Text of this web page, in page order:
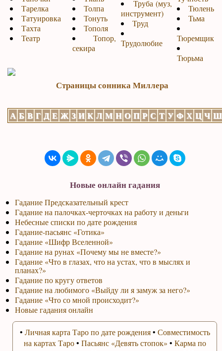
Тарелка
Татуировка
Тахта
Театр
Толпа
Тонуть
Тополя
Топор,
секира
Труба (муз,
инструмент)
Труд
Трудолюбие
Тюлень
Тьма
Тюремщик
Тюрьма
Страницы сонника Миллера
А Б В Г Д Е Ж З И К Л М Н О П Р С Т У Ф Х Ц Ч Ш
Новые онлайн гадания
Гадание Предсказательный крест
Гадание на палочках-черточках на работу и деньги
Небесные списки по дате рождения
Гадание-пасьянс «Готика»
Гадание «Шифр Вселенной»
Гадание на рунах «Почему мы не вместе?»
Гадание «Что в глазах, что на устах, что в мыслях и
планах?»
Гадание по кругу ответов
Гадание на любимого «Выйду ли я замуж за него?»
Гадание «Что со мной происходит?»
Новые гадания онлайн
• Личная карта Таро по дате рождения• Совместимость
на картах Таро• Пасьянс «Девять стопок» • Карма по